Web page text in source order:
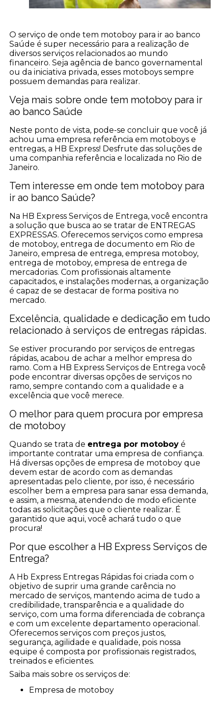
O serviço de onde tem motoboy para ir ao banco
Saúde é super necessário para a realização de
diversos serviços relacionados ao mundo
financeiro. Seja agência de banco governamental
ou da iniciativa privada, esses motoboys sempre
possuem demandas para realizar.
Veja mais sobre onde tem motoboy para ir
ao banco Saúde
Neste ponto de vista, pode-se concluir que você já
achou uma empresa referência em motoboys e
entregas, a HB Express! Desfrute das soluções de
uma companhia referência e localizada no Rio de
Janeiro.
Tem interesse em onde tem motoboy para
ir ao banco Saúde?
Na HB Express Serviços de Entrega, você encontra
a solução que busca ao se tratar de ENTREGAS
EXPRESSAS. Oferecemos serviços como empresa
de motoboy, entrega de documento em Rio de
Janeiro, empresa de entrega, empresa motoboy,
entrega de motoboy, empresa de entrega de
mercadorias. Com profissionais altamente
capacitados, e instalações modernas, a organização
é capaz de se destacar de forma positiva no
mercado.
Excelência, qualidade e dedicação em tudo
relacionado à serviços de entregas rápidas.
Se estiver procurando por serviços de entregas
rápidas, acabou de achar a melhor empresa do
ramo. Com a HB Express Serviços de Entrega você
pode encontrar diversas opções de serviços no
ramo, sempre contando com a qualidade e a
excelência que você merece.
O melhor para quem procura por empresa
de motoboy
Quando se trata de entrega por motoboy é
importante contratar uma empresa de confiança.
Há diversas opções de empresa de motoboy que
devem estar de acordo com as demandas
apresentadas pelo cliente, por isso, é necessário
escolher bem a empresa para sanar essa demanda,
e assim, a mesma, atendendo de modo eficiente
todas as solicitações que o cliente realizar. É
garantido que aqui, você achará tudo o que
procura!
Por que escolher a HB Express Serviços de
Entrega?
A Hb Express Entregas Rápidas foi criada com o
objetivo de suprir uma grande carência no
mercado de serviços, mantendo acima de tudo a
credibilidade, transparência e a qualidade do
serviço, com uma forma diferenciada de cobrança
e com um excelente departamento operacional.
Oferecemos serviços com preços justos,
segurança, agilidade e qualidade, pois nossa
equipe é composta por profissionais registrados,
treinados e eficientes.
Saiba mais sobre os serviços de:
empresa de motoboy